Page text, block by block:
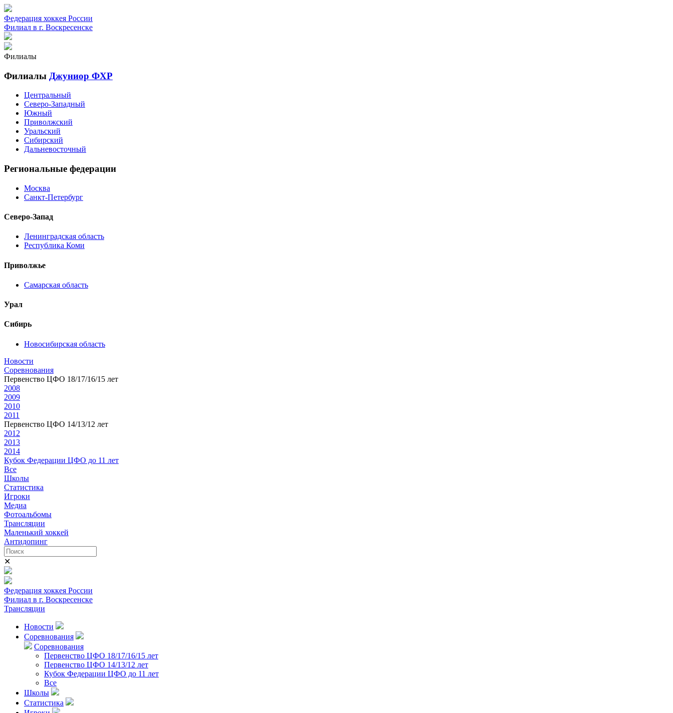
Федерация хоккея России
Филиал в г. Воскресенске
Филиалы
Филиалы Джуниор ФХР
Центральный
Северо-Западный
Южный
Приволжский
Уральский
Сибирский
Дальневосточный
Региональные федерации
Москва
Санкт-Петербург
Северо-Запад
Ленинградская область
Республика Коми
Приволжье
Самарская область
Урал
Сибирь
Новосибирская область
Новости
Соревнования
Первенство ЦФО 18/17/16/15 лет
2008
2009
2010
2011
Первенство ЦФО 14/13/12 лет
2012
2013
2014
Кубок Федерации ЦФО до 11 лет
Все
Школы
Статистика
Игроки
Медиа
Фотоальбомы
Трансляции
Маленький хоккей
Антидопинг
✕
Федерация хоккея России
Филиал в г. Воскресенске
Трансляции
Новости
Соревнования
Соревнования
Первенство ЦФО 18/17/16/15 лет
Первенство ЦФО 14/13/12 лет
Кубок Федерации ЦФО до 11 лет
Все
Школы
Статистика